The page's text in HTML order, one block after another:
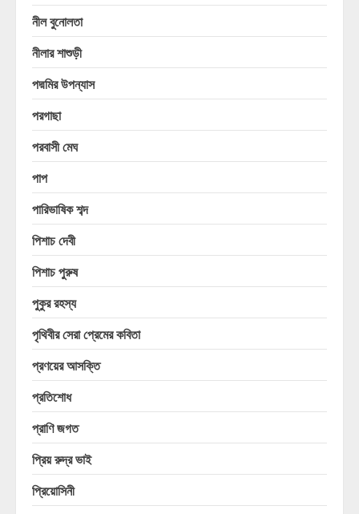
নীল বুনোলতা
নীলার শাশুড়ী
পদ্মমির উপন্যাস
পরগাছা
পরবাসী মেঘ
পাপ
পারিভাষিক শব্দ
পিশাচ দেবী
পিশাচ পুরুষ
পুকুর রহস্য
পৃথিবীর সেরা প্রেমের কবিতা
প্রণয়ের আসক্তি
প্রতিশোধ
প্রাণি জগত
প্রিয় রুদ্র ভাই
প্রিয়োসিনী